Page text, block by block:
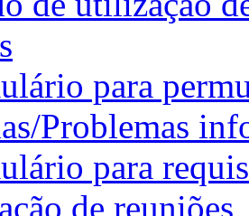
para
Problemas
para
de reuniões